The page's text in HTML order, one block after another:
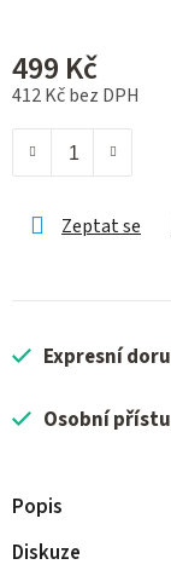
499 Kč
412 Kč bez DPH
Zeptat se
Expresní
Osobní
Popis
Diskuze